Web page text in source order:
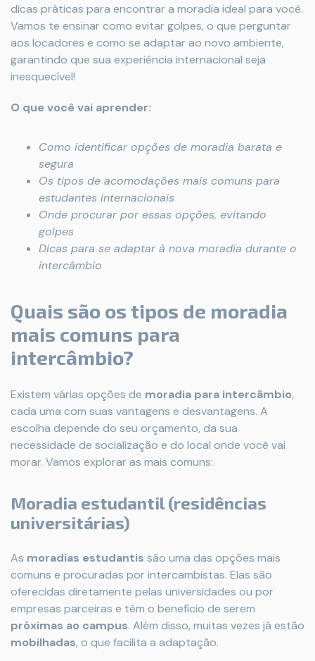
dicas práticas para encontrar a moradia ideal para você.
Vamos te ensinar como evitar golpes, o que perguntar
aos locadores e como se adaptar ao novo ambiente,
garantindo que sua experiência internacional seja
inesquecível!
O que você vai aprender:
Como identificar opções de moradia barata e
segura
Os tipos de acomodações mais comuns para
estudantes internacionais
Onde procurar por essas opções, evitando
golpes
Dicas para se adaptar à nova moradia durante o
intercâmbio
Quais são os tipos de moradia
mais comuns para
intercâmbio?
Existem várias opções de moradia para intercâmbio,
cada uma com suas vantagens e desvantagens. A
escolha depende do seu orçamento, da sua
necessidade de socialização e do local onde você vai
morar. Vamos explorar as mais comuns:
Moradia estudantil (residências
universitárias)
As moradias estudantis são uma das opções mais
comuns e procuradas por intercambistas. Elas são
oferecidas diretamente pelas universidades ou por
empresas parceiras e têm o benefício de serem
próximas ao campus. Além disso, muitas vezes já estão
mobilhadas, o que facilita a adaptação.